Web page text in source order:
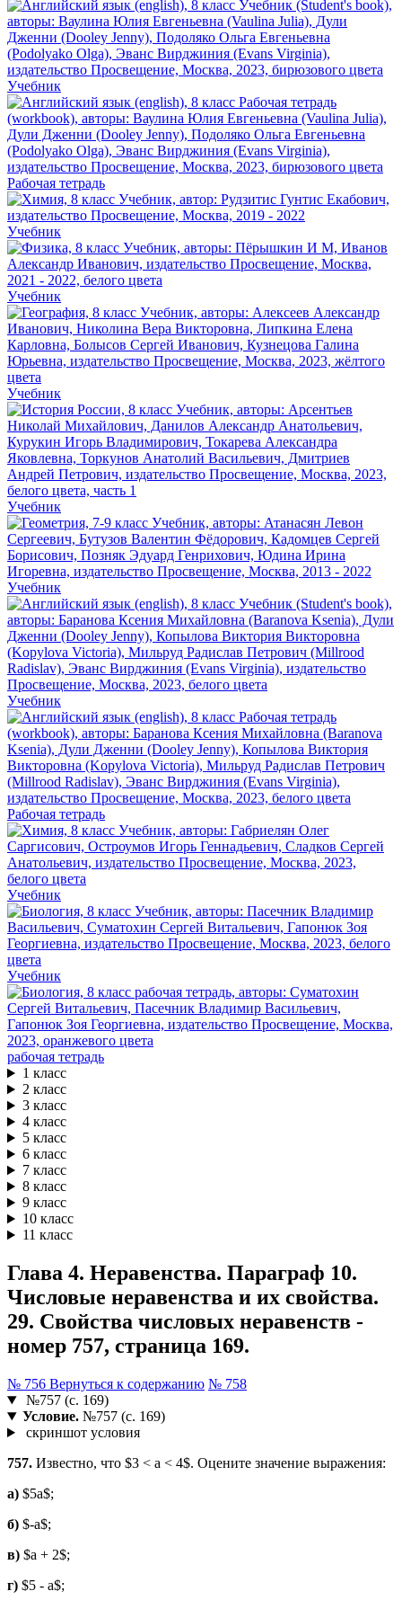
Учебник
Рабочая тетрадь
Учебник
Учебник
Учебник
Учебник
Учебник
Учебник
Рабочая тетрадь
Учебник
Учебник
рабочая тетрадь
1 класс
2 класс
3 класс
4 класс
5 класс
6 класс
7 класс
8 класс
9 класс
10 класс
11 класс
Глава 4. Неравенства. Параграф 10.
Числовые неравенства и их свойства.
29. Свойства числовых неравенств -
номер 757, страница 169.
№ 756 Вернуться к содержанию № 758
№757 (с. 169)
Условие.№757 (с. 169)
скриншот условия
757. Известно, что $3 < a < 4$. Оцените значение выражения:
а) $5a$;
б) $-a$;
в) $a + 2$;
г) $5 - a$;